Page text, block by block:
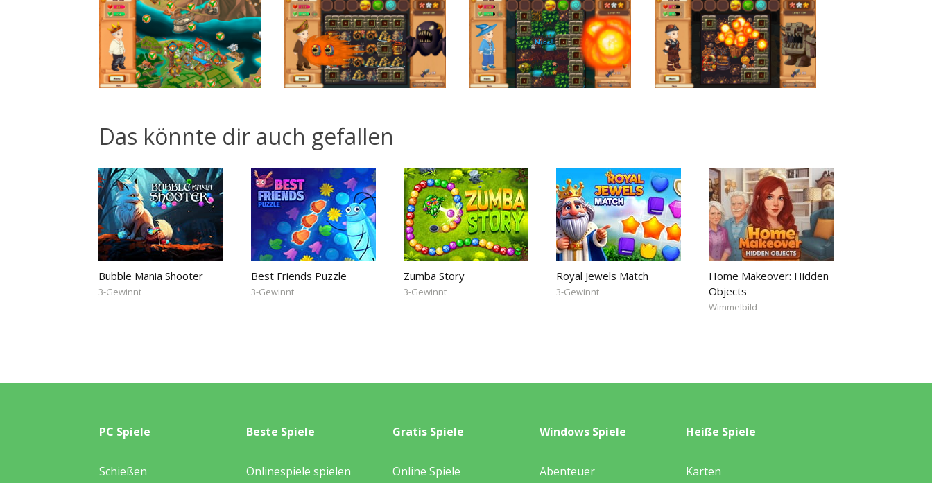
Das könnte dir auch gefallen
Bubble Mania Shooter
3-Gewinnt
Best Friends Puzzle
3-Gewinnt
Zumba Story
3-Gewinnt
Royal Jewels Match
3-Gewinnt
Home Makeover: Hidden
Objects
Wimmelbild
PC Spiele
Schießen
Beste Spiele
Onlinespiele spielen
Gratis Spiele
Online Spiele
Windows Spiele
Abenteuer
Heiße Spiele
Karten